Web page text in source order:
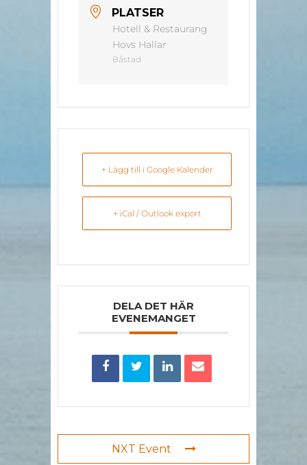
PLATSER
Hotell & Restaurang
Hovs Hallar
Båstad
+ Lägg till i Google Kalender
+ iCal / Outlook export
DELA DET HÄR
EVENEMANGET
NXT Event